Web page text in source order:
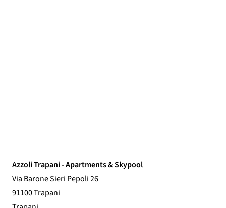
Azzoli Trapani - Apartments & Skypool
Via Barone Sieri Pepoli 26
91100 Trapani